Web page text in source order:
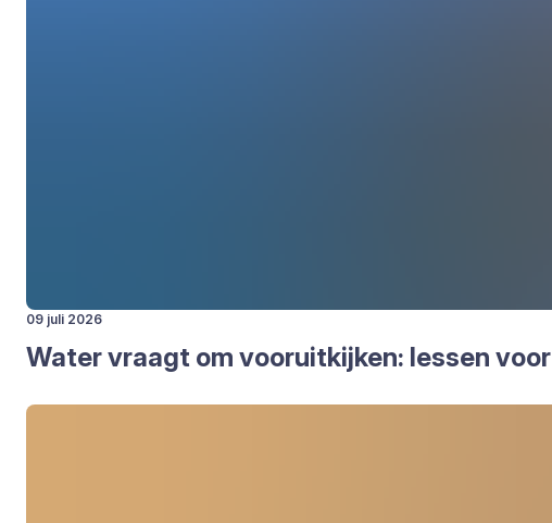
09 juli 2026
Water vraagt om voor­uit­kij­ken: les­sen voor